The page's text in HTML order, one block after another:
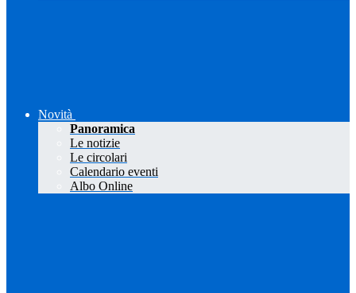
Novità
Panoramica
Le notizie
Le circolari
Calendario eventi
Albo Online